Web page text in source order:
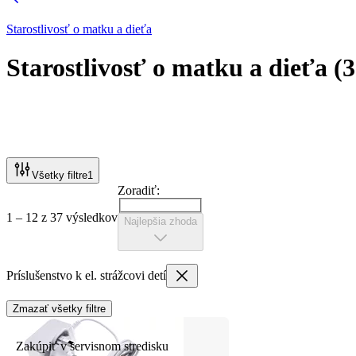
Starostlivosť o matku a dieťa
Starostlivosť o matku a dieťa (
Všetky filtre1
1 – 12 z 37 výsledkov
Zoradiť:
Najlepšia zhoda
Príslušenstvo k el. strážcovi detí
Zmazať všetky filtre
Zakúpiť v servisnom stredisku